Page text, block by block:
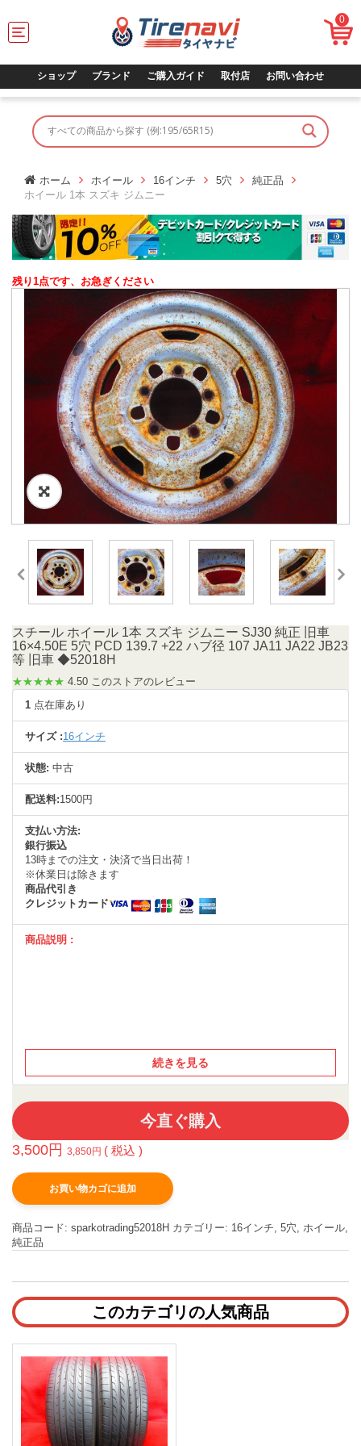
T
o
l
i
o
n
0
ショップ ブランド ご購入ガイド 取付店 お問い合わせ
ホーム ホイール 16インチ 5穴
純正品
ホイール 1本 スズキ ジムニー
残り1点です、お急ぎください
スチール ホイール 1本 スズキ ジムニー SJ30 純正 旧車
16×4.50E 5穴 PCD 139.7 +22 ハブ径 107 JA11 JA22 JB23
等 旧車 ◆52018H
★★★★★ 4.50 このストアのレビュー
1 点在庫あり
サイズ :16インチ
状態: 中古
配送料:1500円
支払い方法:
銀行振込
13時までの注文・決済で当日出荷！
※休業日は除きます
商品代引き
クレジットカード
商品説明 :
続きを見る
今直ぐ購入
3,500円 3,850円 ( 税込 )
お買い物カゴに追加
商品コード: sparkotrading52018H カテゴリー: 16インチ 5穴 ホイール
純正品
このカテゴリの人気商品